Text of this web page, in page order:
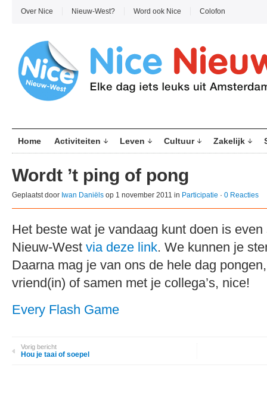
Over Nice Nieuw-West? Word ook Nice Colofon
Home Activiteiten Leven Cultuur Zakelijk
Wordt ’t ping of pong
Geplaatst door Iwan Daniëls op 1 november 2011 in Participatie · 0 Reacties
Het beste wat je vandaag kunt doen is
Nieuw-West via deze link. We kunnen je
Daarna mag je van ons de hele dag
vriend(in) of samen met je collega’s, nice!
Every Flash Game
Vorig bericht
Hou je taai of soepel